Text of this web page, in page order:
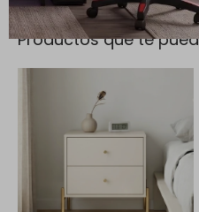
Productos que te